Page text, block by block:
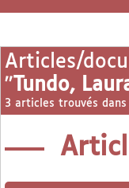
Articles/
" Tundo,
3 articles trouvés